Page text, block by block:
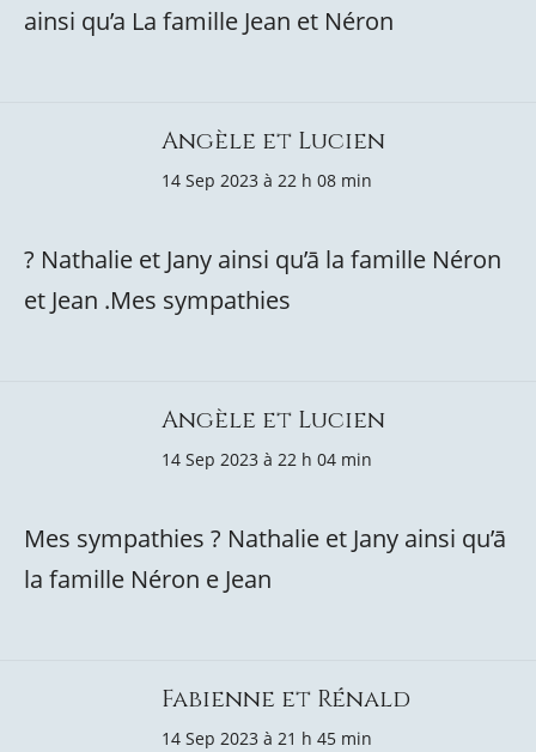
ainsi qu’a La famille Jean et Néron
Angèle et Lucien
14 Sep 2023 à 22 h 08 min
? Nathalie et Jany ainsi qu’ā la famille Néron
et Jean .Mes sympathies
Angèle et Lucien
14 Sep 2023 à 22 h 04 min
Mes sympathies ? Nathalie et Jany ainsi qu’ā
la famille Néron e Jean
Fabienne et Rénald
14 Sep 2023 à 21 h 45 min